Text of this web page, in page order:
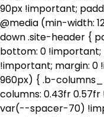
90px !important;
@media (min-width:
down .site-header {
bottom: 0
!important; margin: 0
960px) { .b-
columns: 0.43fr
var(--spacer-70)